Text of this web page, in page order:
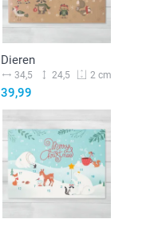
Dieren
34,5 24,5 2 cm
39,99